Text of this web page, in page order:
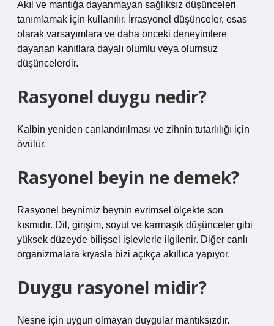
Akıl ve mantığa dayanmayan sağlıksız düşünceleri
tanımlamak için kullanılır. İrrasyonel düşünceler, esas
olarak varsayımlara ve daha önceki deneyimlere
dayanan kanıtlara dayalı olumlu veya olumsuz
düşüncelerdir.
Rasyonel duygu nedir?
Kalbin yeniden canlandırılması ve zihnin tutarlılığı için
övülür.
Rasyonel beyin ne demek?
Rasyonel beynimiz beynin evrimsel ölçekte son
kısmıdır. Dil, girişim, soyut ve karmaşık düşünceler gibi
yüksek düzeyde bilişsel işlevlerle ilgilenir. Diğer canlı
organizmalara kıyasla bizi açıkça akıllıca yapıyor.
Duygu rasyonel midir?
Nesne için uygun olmayan duygular mantıksızdır.